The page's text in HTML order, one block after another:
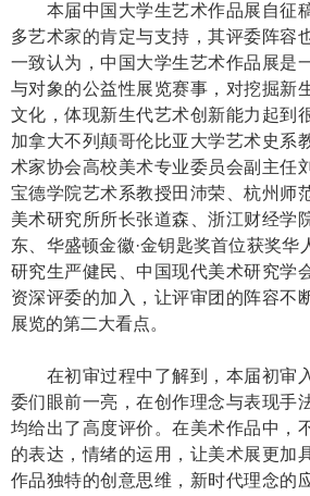
本届中国大学生艺术作品展自征
多艺术家的肯定与支持，其评委阵容
一致认为，中国大学生艺术作品展是
与对象的公益性展览赛事，对挖掘新
文化，体现新生代艺术创新能力起到
加拿大不列颠哥伦比亚大学艺术史系
术家协会高校美术专业委员会副主任
宝德学院艺术系教授田沛荣、杭州师
美术研究所所长张道森、浙江财经学
东、华盛顿金徽·金钥匙奖首位获奖华
研究生严健民、中国现代美术研究学
资深评委的加入，让评审团的阵容不
展览的第二大看点。
在初审过程中了解到，本届初审
委们眼前一亮，在创作理念与表现手
均给出了高度评价。在美术作品中，
的表达，情绪的运用，让美术展更加
作品独特的创意思维，新时代理念的